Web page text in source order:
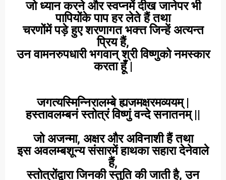
जो ध्यान करने और स्वप्नमें दीख जानेपर भी
पापियोंके पाप हर लेते हैं तथा
चरणोंमें पड़े हुए शरणागत भक्त्त जिन्हें अत्यन्त
प्रिय हैं,
उन वामनरुपधारी भगवान् श्री विष्णुको नमस्कार
करता हूँ |
जगत्यस्मिन्निरालम्बे ह्यजमक्षरमव्ययम् |
हस्तावलम्बनं स्तोत्रं विष्णुं वन्दे सनातनम् ||
जो अजन्मा, अक्षर और अविनाशी हैं तथा
इस अवलम्बशून्य संसारमें हाथका सहारा देनेवाले
हैं,
स्तोत्रोंद्वारा जिनकी स्तुति की जाती है, उन